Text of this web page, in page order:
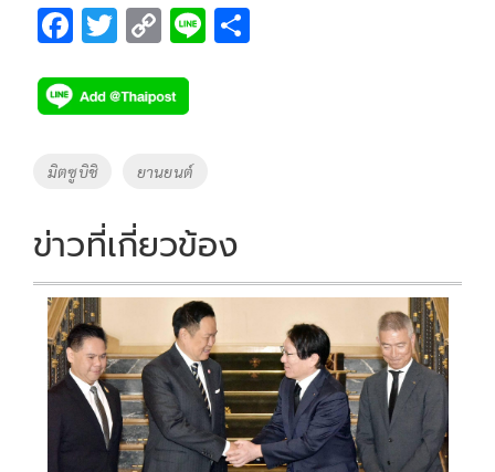
F
e
b
o
k
T
tt
er
C
p
y
Li
k
Li
Tags
มิตซูบิชิ ยานยนต์
ข่าวที่เกี่ยวข้อง